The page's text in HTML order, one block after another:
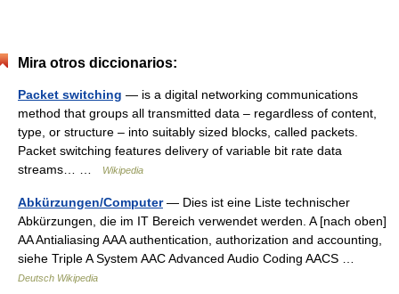
Mira otros diccionarios:
Packet switching — is a digital networking communications
method that groups all transmitted data – regardless of content,
type, or structure – into suitably sized blocks, called packets.
Packet switching features delivery of variable bit rate data
streams… …
Wikipedia
Abkürzungen/Computer— Dies ist eine Liste technischer
Abkürzungen, die im IT Bereich verwendet werden. A [nach oben]
AA Antialiasing AAA authentication, authorization and accounting,
siehe Triple A System AAC Advanced Audio Coding AACS …
Deutsch Wikipedia